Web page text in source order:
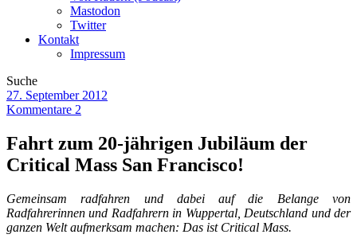
Mastodon
Twitter
Kontakt
Impressum
Suche
27. September 2012
Kommentare 2
Fahrt zum 20-jährigen Jubiläum der
Critical Mass San Francisco!
Gemeinsam radfahren und dabei auf die Belange von
Radfahrerinnen und Radfahrern in Wuppertal, Deutschland und der
ganzen Welt aufmerksam machen: Das ist Critical Mass.